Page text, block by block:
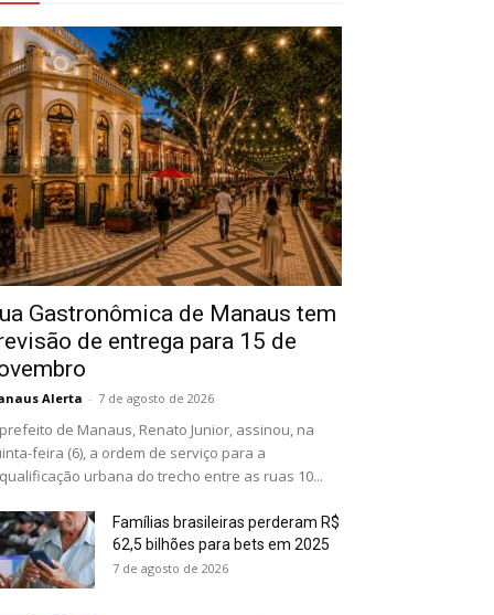
Gastronômica de Manaus tem
de entrega para 15 de
Alerta - 7 de agosto de 2026
de Manaus, Renato Junior, assinou, na
feira (6), a ordem de serviço para a
urbana do trecho entre as ruas 10...
Famílias brasileiras perderam R$
62,5 bilhões para bets em 2025
7 de agosto de 2026